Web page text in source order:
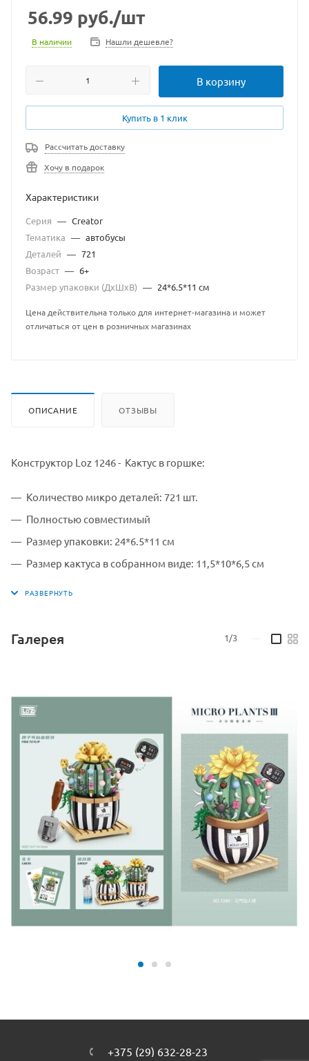
56.99 руб./шт
В наличии Нашли дешевле?
В корзину
Купить в 1 клик
Рассчитать доставку
Хочу в подарок
Характеристики
Серия — Creator
Тематика — автобусы
Деталей — 721
Возраст — 6+
Размер упаковки (ДхШхВ) — 24*6.5*11 см
Цена действительна только для интернет-магазина и может
отличаться от цен в розничных магазинах
ОПИСАНИЕ ОТЗЫВЫ
Конструктор Loz 1246 - Кактус в горшке:
Количество микро деталей: 721 шт.
Полностью совместимый
Размер упаковки: 24*6.5*11 см
Размер кактуса в собранном виде: 11,5*10*6,5 см
Галерея 1/3
+375 (29) 632-28-23